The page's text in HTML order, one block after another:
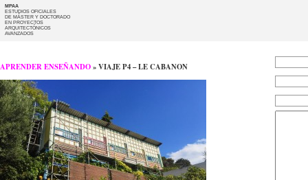
MPAA
ESTUDIOS OFICIALES
DE MÁSTER Y DOCTORADO
EN PROYECTOS
ARQUITECTÓNICOS
AVANZADOS
APRENDER ENSEÑANDO» VIAJE P4 – LE CABANON